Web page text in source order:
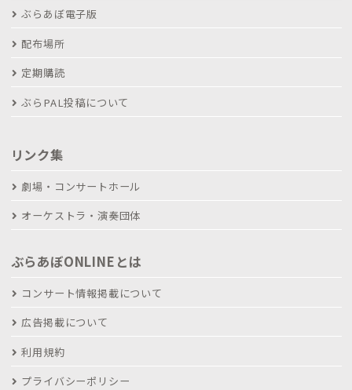
ぶらあぼ電子版
配布場所
定期購読
ぶらPAL投稿について
リンク集
劇場・コンサートホール
オーケストラ・演奏団体
ぶらあぼONLINEとは
コンサート情報掲載について
広告掲載について
利用規約
プライバシーポリシー